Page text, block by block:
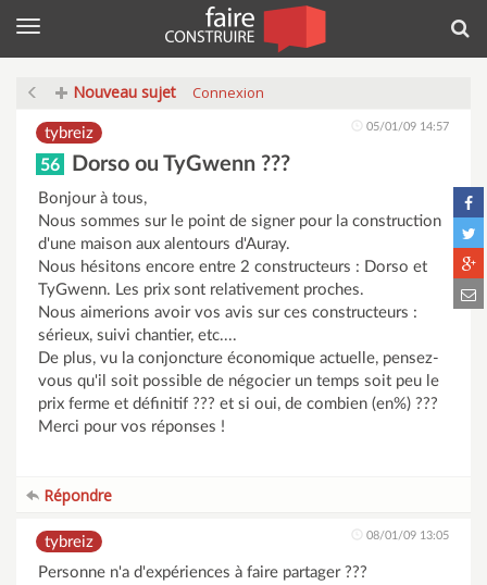
Menu
Nouveau sujet Connexion
tybreiz 05/01/09 14:57
56 Dorso ou TyGwenn ???
Bonjour à tous,
Nous sommes sur le point de signer pour la construction
d'une maison aux alentours d'Auray.
Nous hésitons encore entre 2 constructeurs : Dorso et
TyGwenn. Les prix sont relativement proches.
Nous aimerions avoir vos avis sur ces constructeurs :
sérieux, suivi chantier, etc....
De plus, vu la conjoncture économique actuelle, pensez-
vous qu'il soit possible de négocier un temps soit peu le
prix ferme et définitif ??? et si oui, de combien (en%) ???
Merci pour vos réponses !
Répondre
tybreiz 08/01/09 13:05
Personne n'a d'expériences à faire partager ???